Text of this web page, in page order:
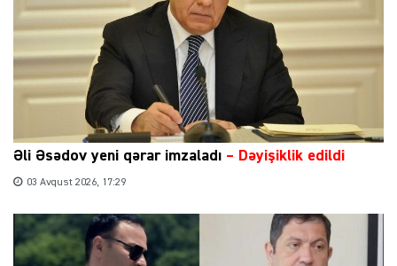
Əli Əsədov yeni qərar imzaladı – Dəyişiklik edildi
03 Avqust 2026, 17:29